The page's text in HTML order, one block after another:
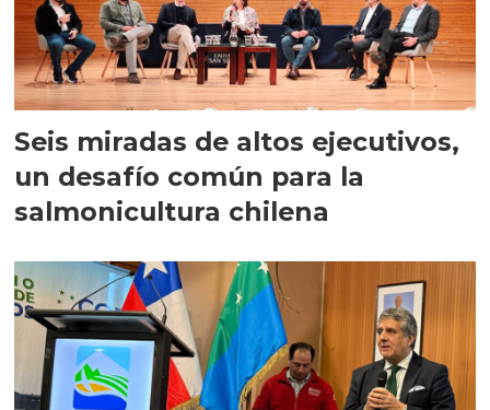
Seis miradas de altos ejecutivos,
un desafío común para la
salmonicultura chilena